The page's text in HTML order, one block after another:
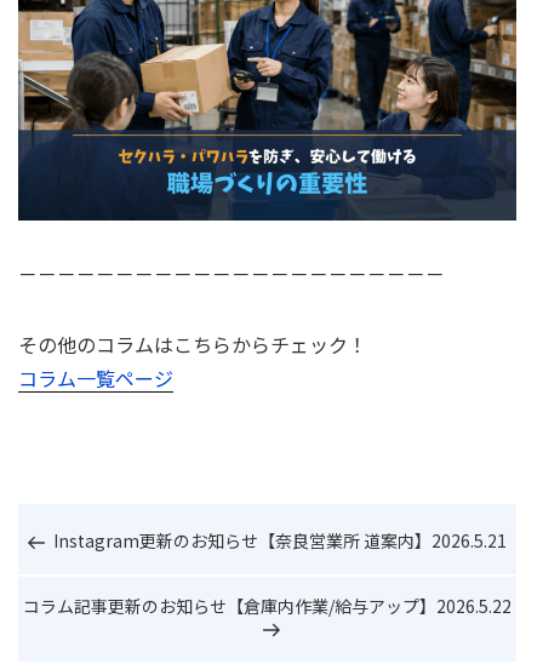
－－－－－－－－－－－－－－－－－－－－－－
その他のコラムはこちらからチェック！
コラム一覧ページ
稿
ナ
過
投
稿
Instagram更新のお知らせ【奈良営業所 道案内】2026.5.21
次
コラム記事更新のお知らせ【倉庫内作業/給与アップ】2026.5.22